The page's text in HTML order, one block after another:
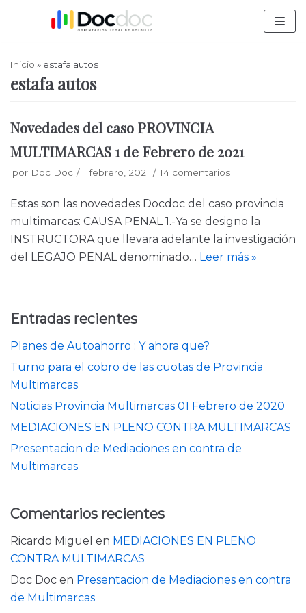
Inicio » estafa autos
estafa autos
Novedades del caso PROVINCIA
MULTIMARCAS 1 de Febrero de 2021
por Doc Doc 1 febrero, 2021 14 comentarios
Estas son las novedades Docdoc del caso provincia
multimarcas: CAUSA PENAL 1.-Ya se designo la
INSTRUCTORA que llevara adelante la investigación
del LEGAJO PENAL denominado… Leer más »
Entradas recientes
Planes de Autoahorro : Y ahora que?
Turno para el cobro de las cuotas de Provincia
Multimarcas
Noticias Provincia Multimarcas 01 Febrero de 2020
MEDIACIONES EN PLENO CONTRA MULTIMARCAS
Presentacion de Mediaciones en contra de
Multimarcas
Comentarios recientes
Ricardo Miguel en MEDIACIONES EN PLENO
CONTRA MULTIMARCAS
Doc Doc en Presentacion de Mediaciones en contra
de Multimarcas